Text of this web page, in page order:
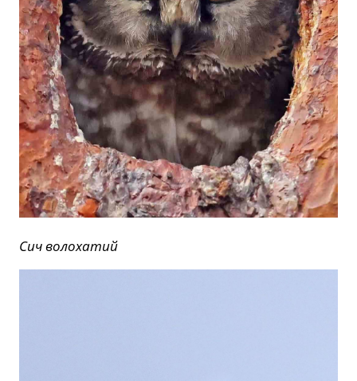
Сич волохатий